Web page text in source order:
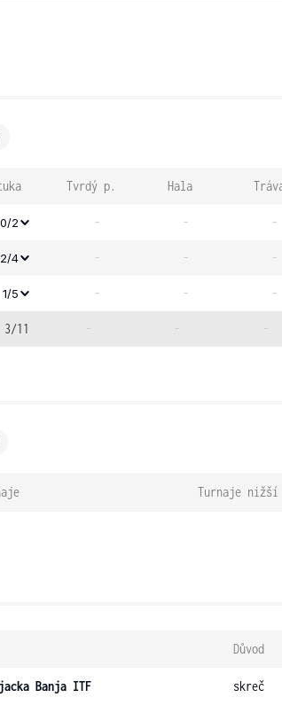
Tvrdý p. Hala
0/2 - - -
2/4 - - -
1/5 - - -
3/11 - - -
Turnaje nižší
Důvod
Banja ITF skreč